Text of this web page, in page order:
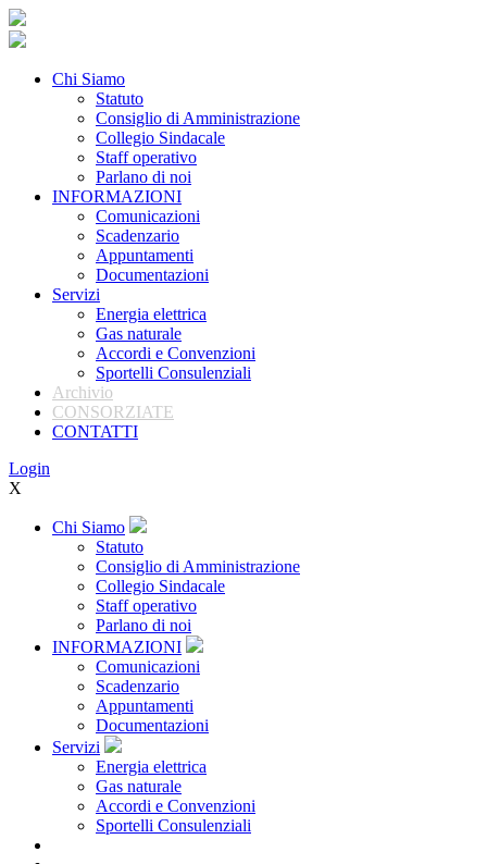
Chi Siamo
Statuto
Consiglio di Amministrazione
Collegio Sindacale
Staff operativo
Parlano di noi
INFORMAZIONI
Comunicazioni
Scadenzario
Appuntamenti
Documentazioni
Servizi
Energia elettrica
Gas naturale
Accordi e Convenzioni
Sportelli Consulenziali
Archivio
CONSORZIATE
CONTATTI
Login
X
Chi Siamo
Statuto
Consiglio di Amministrazione
Collegio Sindacale
Staff operativo
Parlano di noi
INFORMAZIONI
Comunicazioni
Scadenzario
Appuntamenti
Documentazioni
Servizi
Energia elettrica
Gas naturale
Accordi e Convenzioni
Sportelli Consulenziali